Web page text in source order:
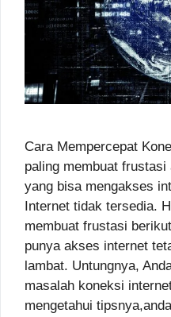
Cara Mempercepat
paling membuat
yang bisa mengakses
Internet tidak tersedia.
membuat frustasi
punya akses internet
lambat. Untungnya,
masalah koneksi
mengetahui